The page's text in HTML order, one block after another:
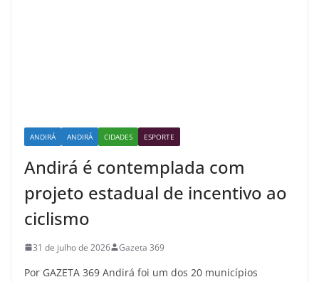
ANDIRÁ ANDIRÁ CIDADES ESPORTE
Andirá é contemplada com
projeto estadual de incentivo ao
ciclismo
31 de julho de 2026 Gazeta 369
Por GAZETA 369 Andirá foi um dos 20 municípios